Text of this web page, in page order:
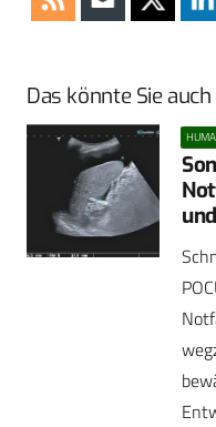
Das könnte Sie